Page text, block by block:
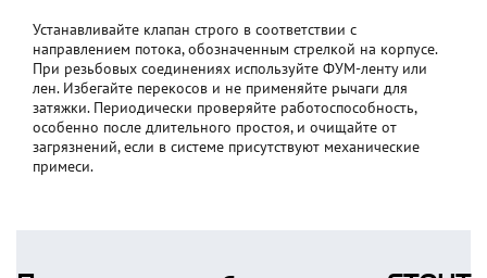
Устанавливайте клапан строго в соответствии с
направлением потока, обозначенным стрелкой на корпусе.
При резьбовых соединениях используйте ФУМ-ленту или
лен. Избегайте перекосов и не применяйте рычаги для
затяжки. Периодически проверяйте работоспособность,
особенно после длительного простоя, и очищайте от
загрязнений, если в системе присутствуют механические
примеси.